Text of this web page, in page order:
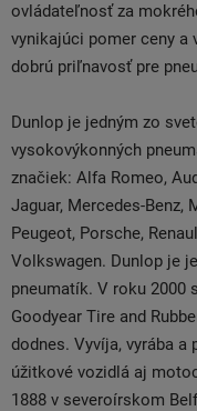
ovládateľnosť za
vynikajúci pomer ceny a
dobrú priľnavosť pre
Dunlop je jedným zo
vysokovýkonných
značiek: Alfa Romeo,
Jaguar, Mercedes-Benz,
Peugeot, Porsche,
Volkswagen. Dunlop je
pneumatík. V roku 2000
Goodyear Tire and
dodnes. Vyvíja, vyrába a
úžitkové vozidlá aj
1888 v severoírskom